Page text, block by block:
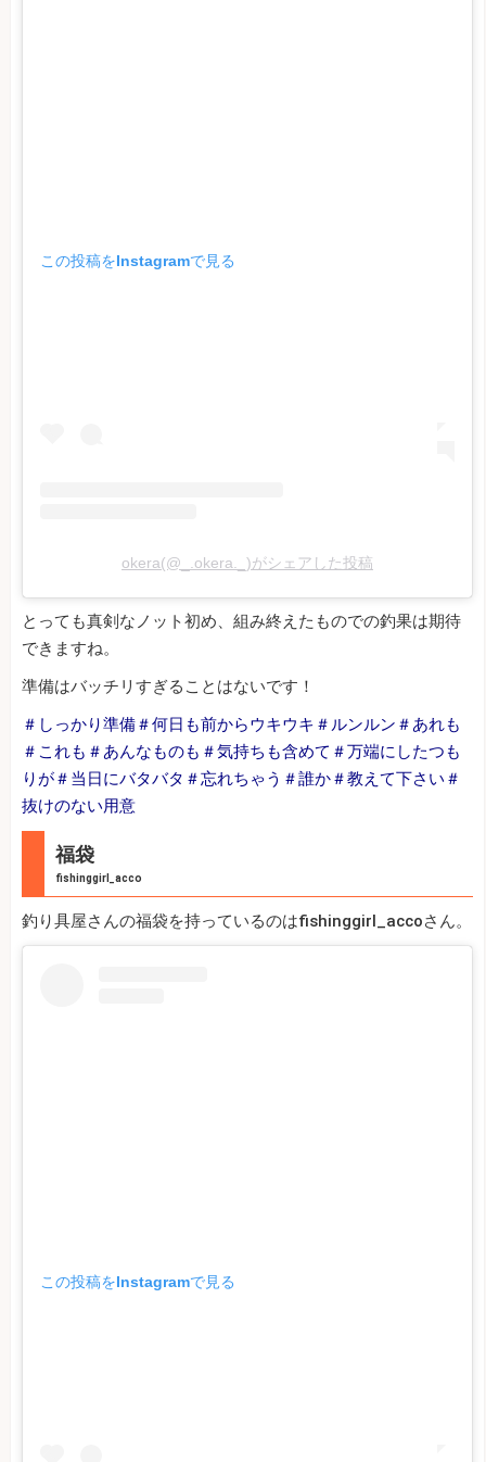
この投稿をInstagramで見る
okera(@_.okera._)がシェアした投稿
とっても真剣なノット初め、組み終えたものでの釣果は期待
できますね。
準備はバッチリすぎることはないです！
＃しっかり準備＃何日も前からウキウキ＃ルンルン＃あれも
＃これも＃あんなものも＃気持ちも含めて＃万端にしたつも
りが＃当日にバタバタ＃忘れちゃう＃誰か＃教えて下さい＃
抜けのない用意
福袋
fishinggirl_acco
釣り具屋さんの福袋を持っているのはfishinggirl_accoさん。
この投稿をInstagramで見る